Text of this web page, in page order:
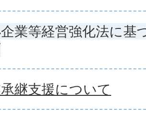
業等経営強化法に基
継支援について